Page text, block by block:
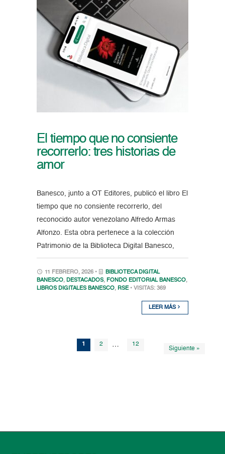
El tiempo que no consiente
recorrerlo: tres historias de
amor
Banesco, junto a OT Editores, publicó el libro El
tiempo que no consiente recorrerlo, del
reconocido autor venezolano Alfredo Armas
Alfonzo. Esta obra pertenece a la colección
Patrimonio de la Biblioteca Digital Banesco,
11 FEBRERO, 2026 •
BIBLIOTECA DIGITAL
BANESCO, DESTACADOS, FONDO EDITORIAL BANESCO,
LIBROS DIGITALES BANESCO, RSE • VISITAS: 369
LEER MÁS
1 2 … 12
Siguiente »